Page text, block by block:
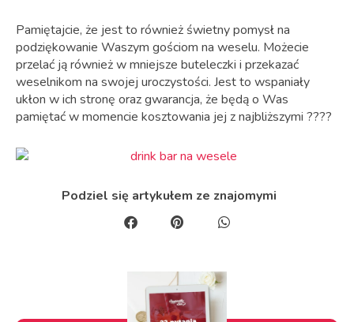
Pamiętajcie, że jest to również świetny pomysł na
podziękowanie Waszym gościom na weselu. Możecie
przelać ją również w mniejsze buteleczki i przekazać
weselnikom na swojej uroczystości. Jest to wspaniały
ukłon w ich stronę oraz gwarancja, że będą o Was
pamiętać w momencie kosztowania jej z najbliższymi ????
Podziel się artykułem ze znajomymi